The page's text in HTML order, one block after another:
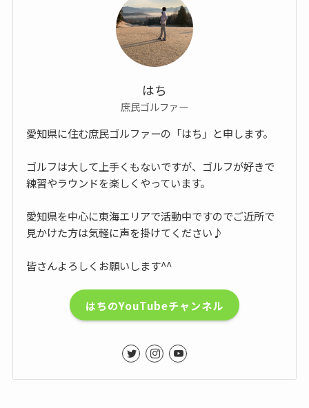
はち
庶民ゴルファー
愛知県に住む庶民ゴルファーの「はち」と申します。
ゴルフは大して上手くもないですが、ゴルフが好きで
練習やラウンドを楽しくやっています。
愛知県を中心に東海エリアで活動中ですのでご近所で
見かけた方は気軽に声を掛けてください♪
皆さんよろしくお願いします^^
はちのYouTubeチャンネル